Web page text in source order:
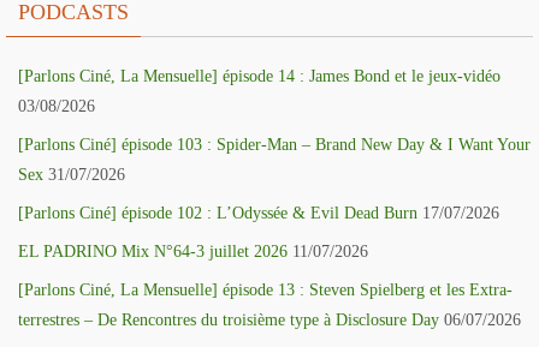
PODCASTS
[Parlons Ciné, La Mensuelle] épisode 14 : James Bond et le jeux-vidéo
03/08/2026
[Parlons Ciné] épisode 103 : Spider-Man – Brand New Day & I Want Your
Sex 31/07/2026
[Parlons Ciné] épisode 102 : L’Odyssée & Evil Dead Burn 17/07/2026
EL PADRINO Mix N°64-3 juillet 2026 11/07/2026
[Parlons Ciné, La Mensuelle] épisode 13 : Steven Spielberg et les Extra-
terrestres – De Rencontres du troisième type à Disclosure Day 06/07/2026